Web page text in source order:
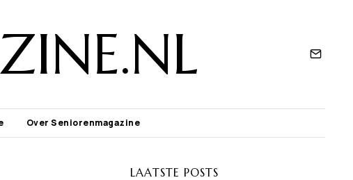
Over Seniorenmagazine
LAATSTE POSTS